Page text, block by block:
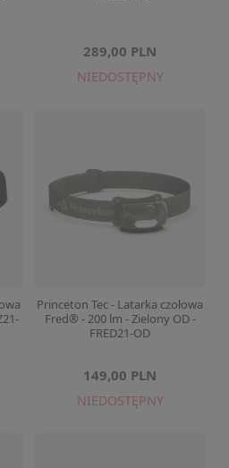
289,00 PLN
NIEDOSTĘPNY
Princeton Tec - Latarka czołowa
Fred® - 200 lm - Zielony OD -
FRED21-OD
149,00 PLN
NIEDOSTĘPNY